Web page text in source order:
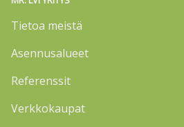
Tietoa meistä
Asennusalueet
Referenssit
Verkkokaupat